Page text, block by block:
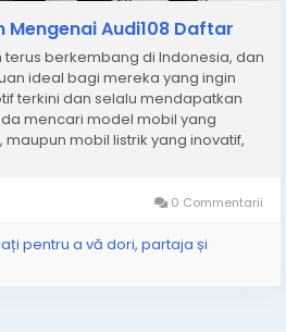
Audi108 Daftar
berkembang di Indonesia, dan
ideal bagi mereka yang ingin
terkini dan selalu mendapatkan
mencari model mobil yang
mobil listrik yang inovatif,
0 Commentarii
pentru a vă dori, partaja și